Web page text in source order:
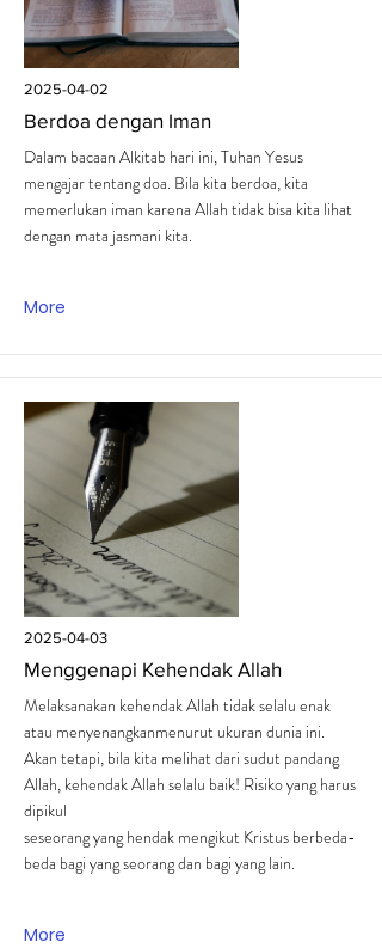
2025-04-02
Berdoa dengan Iman
Dalam bacaan Alkitab hari ini, Tuhan Yesus
mengajar tentang doa. Bila kita berdoa, kita
memerlukan iman karena Allah tidak bisa kita lihat
dengan mata jasmani kita.
More
2025-04-03
Menggenapi Kehendak Allah
Melaksanakan kehendak Allah tidak selalu enak
atau menyenangkanmenurut ukuran dunia ini.
Akan tetapi, bila kita melihat dari sudut pandang
Allah, kehendak Allah selalu baik! Risiko yang harus
dipikul
seseorang yang hendak mengikut Kristus berbeda-
beda bagi yang seorang dan bagi yang lain.
More